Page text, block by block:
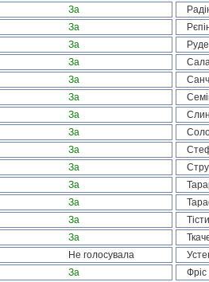
За
За
За
За
За
За
За
За
За
За
За
За
За
За
Не голосувала
За Фріс